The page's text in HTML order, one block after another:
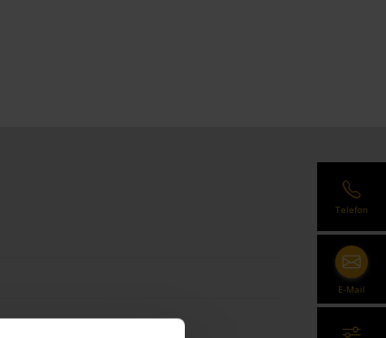
Telefon
E-Mail